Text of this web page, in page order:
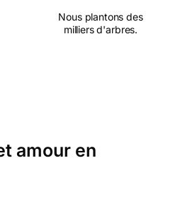
Nous plantons des
milliers d'arbres.
amour en